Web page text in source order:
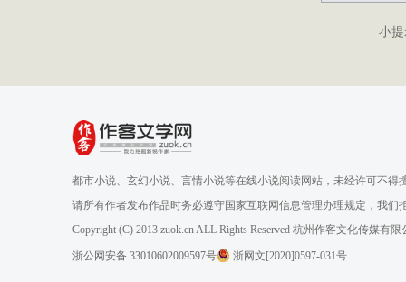
小
都市小说、玄幻小说、言情小说等在线小说阅读网站，未经许可不得
请所有作者发布作品时务必遵守国家互联网信息管理办理规定，我们
Copyright (C) 2013 zuok.cn ALL Rights Reserved 杭州作客文化传媒有
浙公网安备 33010602009597号 浙网文[2020]0597-031号